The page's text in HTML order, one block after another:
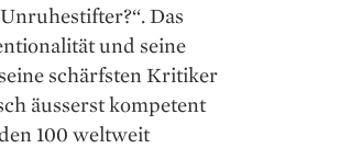
Das
und seine
schärfsten Kritiker
äusserst kompetent
100 weltweit